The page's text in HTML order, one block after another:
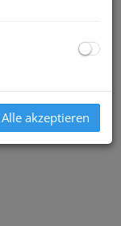
Alle akzeptieren